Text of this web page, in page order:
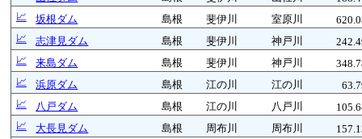
📈
坂根ダム 島根 斐伊川 室原川
📈
志津見ダム 島根 斐伊川 神戸川
📈
来島ダム 島根 斐伊川 神戸川
📈
浜原ダム 島根 江の川 江の川
📈
八戸ダム 島根 江の川 八戸川
📈
大長見ダム 島根 周布川 周布川